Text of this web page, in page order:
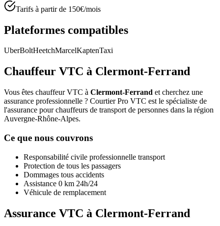
Tarifs à partir de 150€/mois
Plateformes compatibles
UberBoltHeetchMarcelKaptenTaxi
Chauffeur VTC à Clermont-Ferrand
Vous êtes chauffeur VTC à Clermont-Ferrand et cherchez une
assurance professionnelle ? Courtier Pro VTC est le spécialiste de
l'assurance pour chauffeurs de transport de personnes dans la région
Auvergne-Rhône-Alpes.
Ce que nous couvrons
Responsabilité civile professionnelle transport
Protection de tous les passagers
Dommages tous accidents
Assistance 0 km 24h/24
Véhicule de remplacement
Assurance VTC à Clermont-Ferrand